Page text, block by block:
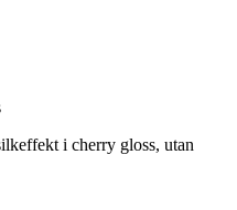
i cherry gloss, utan